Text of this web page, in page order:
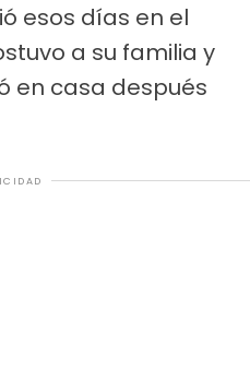
esos días en el
a su familia y
en casa después